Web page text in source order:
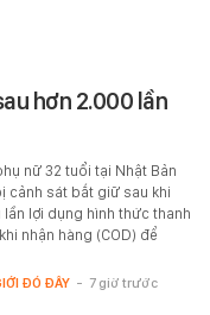
hơn 2.000 lần
nữ 32 tuổi tại Nhật Bản
cảnh sát bắt giữ sau khi
lần lợi dụng hình thức thanh
nhận hàng (COD) để
ĐÓ ĐÂY - 7 giờ trước